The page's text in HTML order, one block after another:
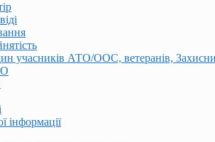
учасників АТО/ООС, ветеранів,
інформації